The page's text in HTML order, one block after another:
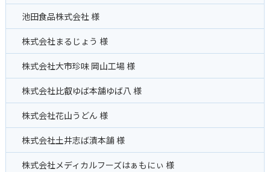
池田食品株式会社 様
株式会社まるじょう 様
株式会社大市珍味 岡山工場 様
株式会社比叡ゆば本舗ゆば八 様
株式会社花山うどん 様
株式会社土井志ば漬本舗 様
株式会社メディカルフーズはぁもにぃ 様